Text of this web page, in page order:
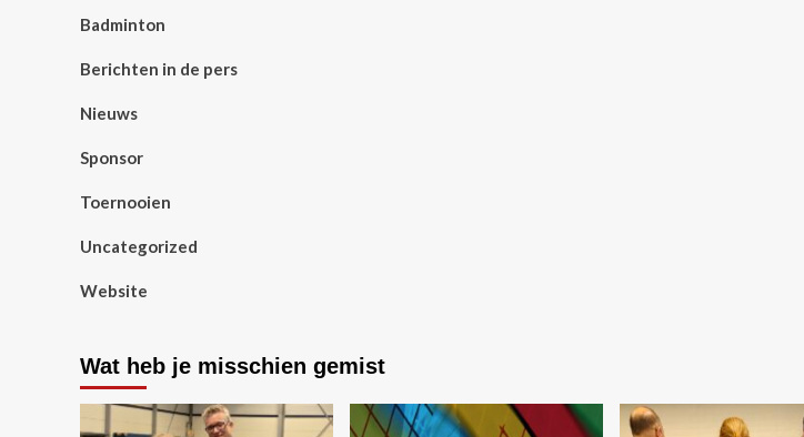
Badminton
Berichten in de pers
Nieuws
Sponsor
Toernooien
Uncategorized
Website
Wat heb je misschien gemist